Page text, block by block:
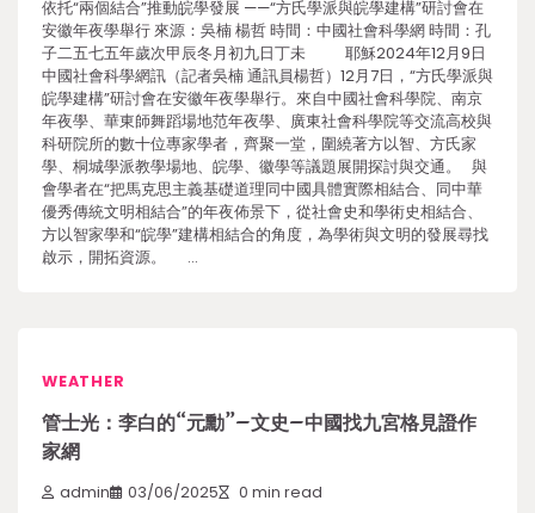
依托“兩個結合”推動皖學發展 ——“方氏學派與皖學建構”研討會在
安徽年夜學舉行 來源：吳楠 楊哲 時間：中國社會科學網 時間：孔
子二五七五年歲次甲辰冬月初九日丁未 耶穌2024年12月9日
中國社會科學網訊（記者吳楠 通訊員楊哲）12月7日，“方氏學派與
皖學建構”研討會在安徽年夜學舉行。來自中國社會科學院、南京
年夜學、華東師舞蹈場地范年夜學、廣東社會科學院等交流高校與
科研院所的數十位專家學者，齊聚一堂，圍繞著方以智、方氏家
學、桐城學派教學場地、皖學、徽學等議題展開探討與交通。 與
會學者在“把馬克思主義基礎道理同中國具體實際相結合、同中華
優秀傳統文明相結合”的年夜佈景下，從社會史和學術史相結合、
方以智家學和“皖學”建構相結合的角度，為學術與文明的發展尋找
啟示，開拓資源。 …
WEATHER
管士光：李白的“元勳”–文史–中國找九宮格見證作
家網
admin 03/06/2025 0 min read